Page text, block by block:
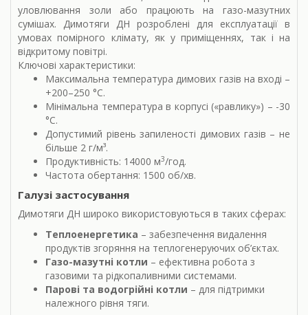
уловлювання золи або працюють на газо-мазутних
сумішах. Димотяги ДН розроблені для експлуатації в
умовах помірного клімату, як у приміщеннях, так і на
відкритому повітрі.
Ключові характеристики:
Максимальна температура димових газів на вході –
+200–250 °С.
Мінімальна температура в корпусі («равлику») – -30
°С.
Допустимий рівень запиленості димових газів – не
більше 2 г/м³.
Продуктивність: 14000 м3/год.
Частота обертання: 1500 об/хв.
Галузі застосування
Димотяги ДН широко використовуються в таких сферах:
Теплоенергетика – забезпечення видалення
продуктів згоряння на теплогенеруючих об’єктах.
Газо-мазутні котли – ефективна робота з
газовими та рідкопаливними системами.
Парові та водогрійні котли – для підтримки
належного рівня тяги.